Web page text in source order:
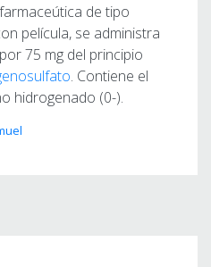
de tipo
película, se administra
75 mg del principio
. Contiene el
hidrogenado (0-).